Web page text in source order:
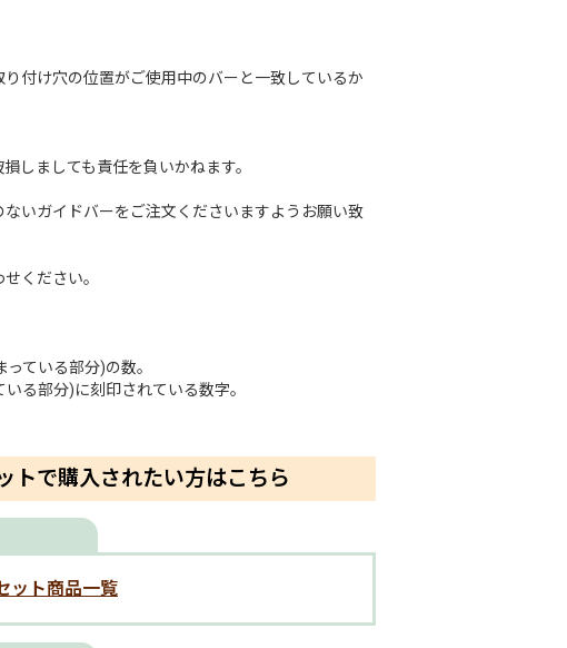
付け穴の位置がご使用中のバーと一致しているか
しましても責任を負いかねます。
いガイドバーをご注文くださいますようお願い致
ください。
ている部分)の数。
る部分)に刻印されている数字。
トで購入されたい方はこちら
ット商品一覧